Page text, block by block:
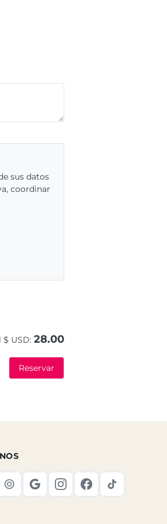
sus datos
coordinar
$ USD: 28.00
Reservar